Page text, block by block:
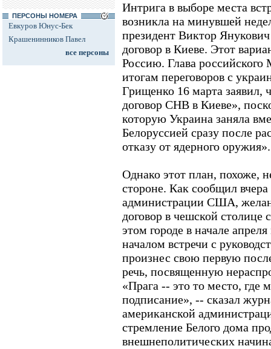
ПЕРСОНЫ НОМЕРА
Евкуров Юнус-Бек
Крашенинников Павел
все персоны
Интрига в выборе места
возникла на минувшей
президент Виктор
договор в Киеве. Этот
Россию. Глава
итогам переговоров с
Грищенко 16 марта заявил,
договор СНВ в Киеве»,
которую Украина заняла
Белоруссией сразу после
отказу от ядерного оружия».
Однако этот план, похоже,
стороне. Как сообщил вчера
администрации США,
договор в чешской столице
этом городе в начале
началом встречи с
произнес свою первую
речь, посвященную
«Прага -- это то место, где
подписание», -- сказал
американской
стремление Белого дома
внешнеполитических